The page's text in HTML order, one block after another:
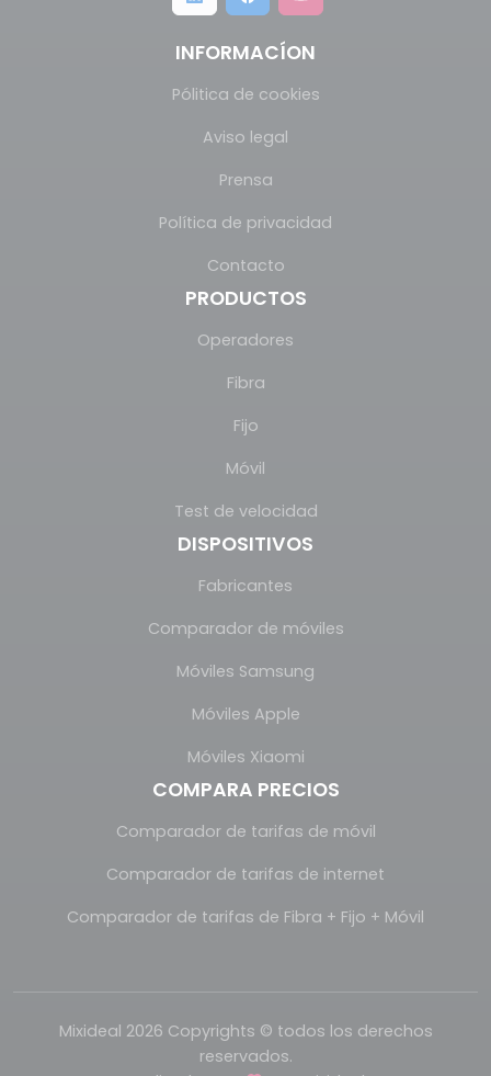
INFORMACÍON
Pólitica de cookies
Aviso legal
Prensa
Política de privacidad
Contacto
PRODUCTOS
Operadores
Fibra
Fijo
Móvil
Test de velocidad
DISPOSITIVOS
Fabricantes
Comparador de móviles
Móviles Samsung
Móviles Apple
Móviles Xiaomi
COMPARA PRECIOS
Comparador de tarifas de móvil
Comparador de tarifas de internet
Comparador de tarifas de Fibra + Fijo + Móvil
Mixideal 2026 Copyrights © todos los derechos
reservados.